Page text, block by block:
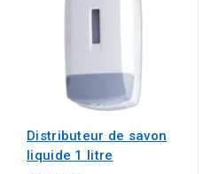
Distributeur de savon
liquide 1 litre